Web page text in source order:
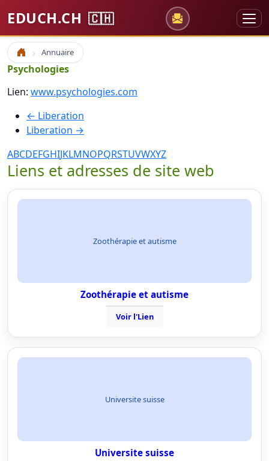
EDUCH.CH 🇨🇭
Accueil Annuaire
Psychologies
Lien: www.psychologies.com
← Liberation
Liberation →
ABCDEFGHIJKLMNOPQRSTUVWXYZ
Liens et adresses de site web
Zoothérapie et autisme
Zoothérapie et autisme
Voir l'Lien
Universite suisse
Universite suisse